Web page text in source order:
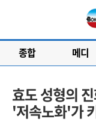
종합 메디
효도 성형의
'저속노화'가